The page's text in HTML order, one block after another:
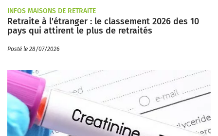
INFOS MAISONS DE RETRAITE
Retraite à l'étranger : le classement 2026 des 10
pays qui attirent le plus de retraités
Posté le 28/07/2026